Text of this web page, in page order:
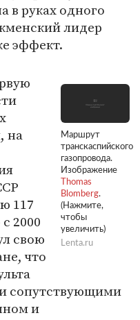
в руках одного
лидер
эффект.
Маршрут
транскаспийского
газопровода.
Изображение
Thomas
Blomberg.
(Нажмите,
чтобы
увеличить)
Lenta.ru
на
117
2000
свою
что
сопутствующими
и